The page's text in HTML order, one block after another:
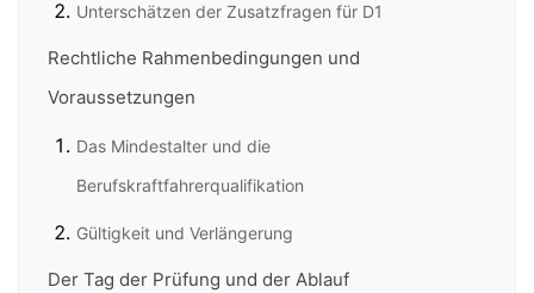
Unterschätzen der Zusatzfragen für D1
Rechtliche Rahmenbedingungen und
Voraussetzungen
Das Mindestalter und die
Berufskraftfahrerqualifikation
Gültigkeit und Verlängerung
Der Tag der Prüfung und der Ablauf